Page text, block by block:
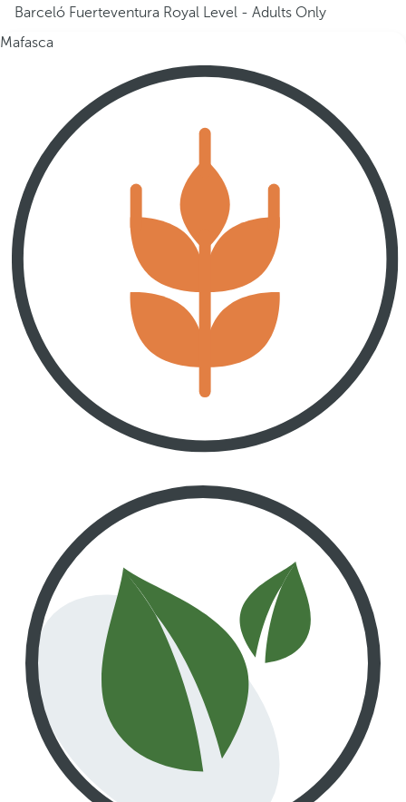
Barceló Fuerteventura Royal Level - Adults Only
Mafasca